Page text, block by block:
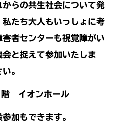
らの共生社会について発
たち大人もいっしょに考
者センターも視覚障がい
と捉えて参加いたしま
。
イオンホール
加もできます。